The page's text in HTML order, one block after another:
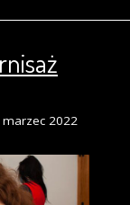
2022